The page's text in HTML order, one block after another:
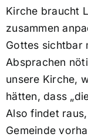
Kirche braucht
zusammen
Gottes sichtbar
Absprachen
unsere Kirche,
hätten, dass
Also findet
Gemeinde